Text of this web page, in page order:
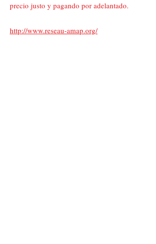
precio justo y pagando por adelantado.
http://www.reseau-amap.org/